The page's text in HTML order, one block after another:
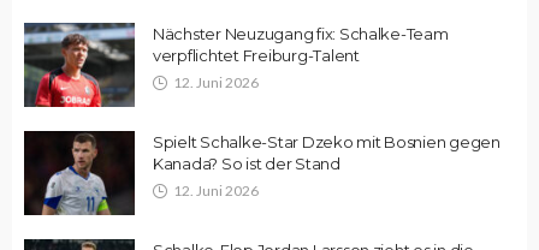
Nächster Neuzugang fix: Schalke-Team
verpflichtet Freiburg-Talent
12. Juni 2026
Spielt Schalke-Star Dzeko mit Bosnien gegen
Kanada? So ist der Stand
12. Juni 2026